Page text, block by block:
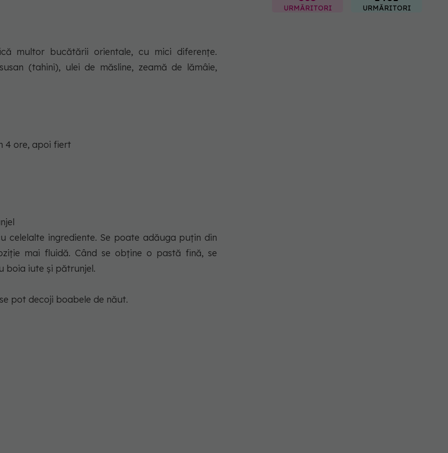
multor bucătării orientale, cu mici diferențe.
(tahini), ulei de măsline, zeamă de lămâie,
4 ore, apoi fiert
celelalte ingrediente. Se poate adăuga puțin din
mai fluidă. Când se obține o pastă fină, se
boia iute și pătrunjel.
pot decoji boabele de năut.
URMĂRITORI URMĂRITORI